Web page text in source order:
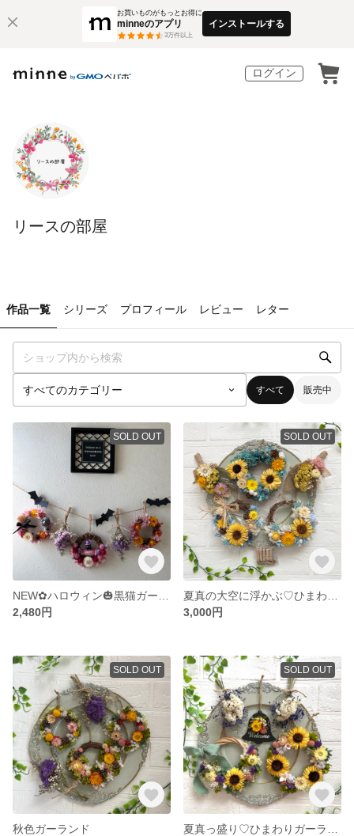
お買いものがもっとお得に
minneのアプリ
3万件以上
インストールする
ログイン
リースの部屋
作品一覧 シリーズ プロフィール レビュー レター
すべて 販売中
SOLD OUT
2,480円
SOLD OUT
3,000円
SOLD OUT
秋色ガーランド
SOLD OUT